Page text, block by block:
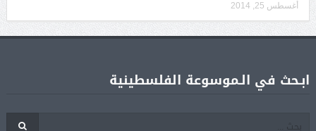
أغسطس 25, 2014
ابـحث في الـموسوعة الفلسطينية